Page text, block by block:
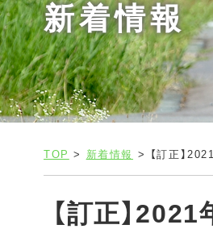
新着情報
TOP > 新着情報 > 【訂正】
【訂正】